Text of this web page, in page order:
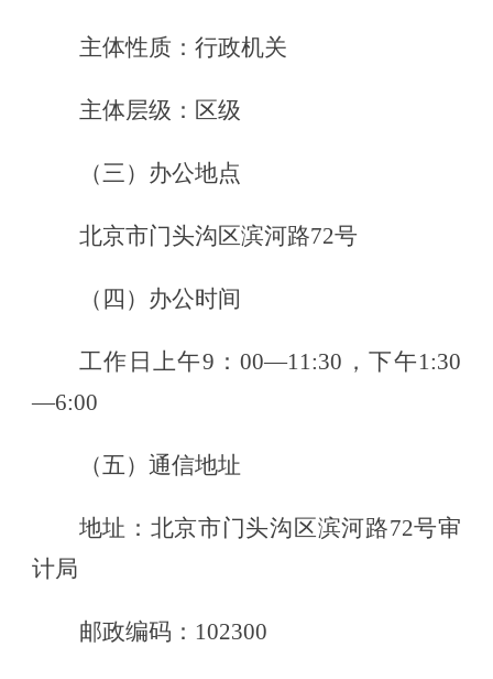
主体性质：行政机关
主体层级：区级
（三）办公地点
北京市门头沟区滨河路72号
（四）办公时间
工作日上午9：00—11:30，下午1:30
—6:00
（五）通信地址
地址：北京市门头沟区滨河路72号审
计局
邮政编码： 102300